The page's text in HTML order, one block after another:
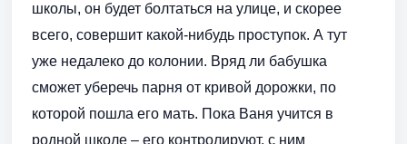
школы, он будет болтаться на улице, и скорее
всего, совершит какой-нибудь проступок. А тут
уже недалеко до колонии. Вряд ли бабушка
сможет уберечь парня от кривой дорожки, по
которой пошла его мать. Пока Ваня учится в
родной школе – его контролируют, с ним